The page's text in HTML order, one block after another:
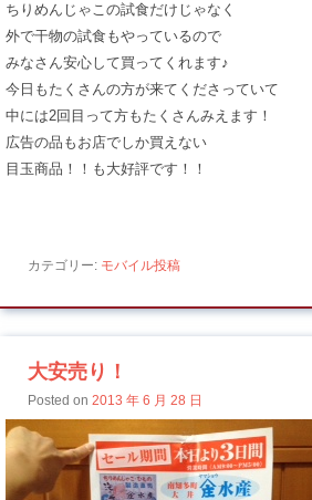
ちりめんじゃこの試食だけじゃなく
外で干物の試食もやっているので
みなさん安心して買ってくれます♪
今日もたくさんの方が来てくださっていて
中には2回目って方もたくさんみえます！
広告の品もお店でしか買えない
目玉商品！！も大好評です！！
カテゴリー: モバイル投稿
大安売り！
Posted on 2013 年 6 月 28 日